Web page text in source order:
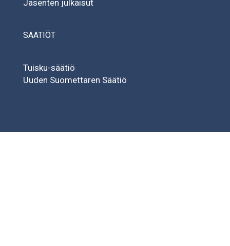
Jäsenten julkaisut
SÄÄTIÖT
Tuisku-säätiö
Uuden Suomettaren Säätiö